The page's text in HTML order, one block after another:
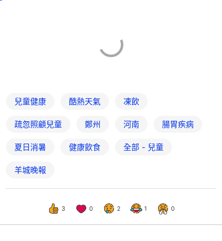
兒童健康 酷熱天氣 凍飲
疏忽照顧兒童 鄭州 河南 腸胃疾病
夏日消暑 健康飲食 全部 - 兒童
羊城晚報
3 0 2 1 0